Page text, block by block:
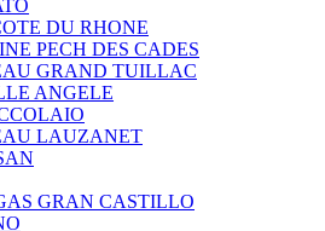
DU RHONE
PECH DES CADES
GRAND TUILLAC
ANGELE
LAUZANET
GRAN CASTILLO